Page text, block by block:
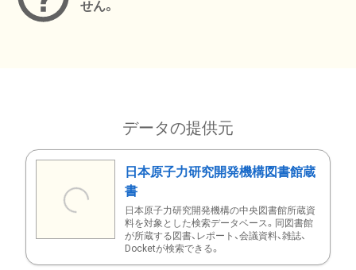
せん。
データの提供元
日本原子力研究開発機構図書館蔵
書
日本原子力研究開発機構の中央図書館所蔵資
料を対象とした検索データベース。同図書館
が所蔵する図書、レポート、会議資料、雑誌、
Docketが検索できる。